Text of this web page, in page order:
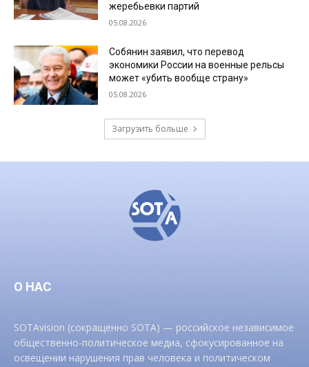
жеребьевки партий
05.08.2026
Собянин заявил, что перевод
экономики России на военные рельсы
может «убить вообще страну»
05.08.2026
Загрузить больше
О НАС
SOTAvision (сокращенно SOTA) — российское независимое
общественно-политическое медиа, сфокусированное на
освещении нарушения прав человека и политическом